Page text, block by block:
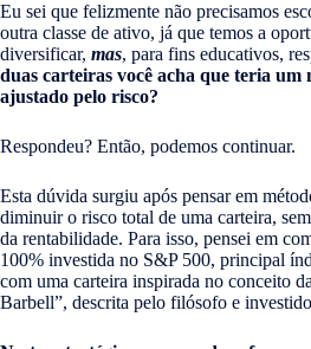
Eu sei que felizmente não precisamos
outra classe de ativo, já que temos a
diversificar, mas, para fins educativos,
duas carteiras você acha que teria um
ajustado pelo risco?
Respondeu? Então, podemos continuar.
Esta dúvida surgiu após pensar em
diminuir o risco total de uma carteira,
da rentabilidade. Para isso, pensei em
100% investida no S&P 500, principal
com uma carteira inspirada no conceito
Barbell”, descrita pelo filósofo e